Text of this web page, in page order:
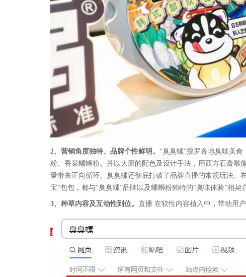
2、营销角度独特、品牌个性鲜明。 “臭臭螺”搜罗各地臭味美
粉、香菜螺蛳粉。并以大胆的配色及设计手法，用西方石膏雕
量带来正向循环。臭臭螺还彻底打破了品牌直播的常规玩法。
宝”包包，都与“臭臭螺”品牌以及螺蛳粉独特的“臭味体验”相契
3、种草内容及互动性到位。 直播 在软性内容植入中，带动用